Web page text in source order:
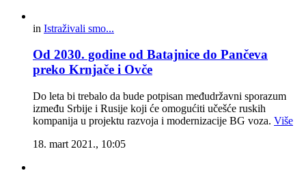
in Istraživali smo...
Od 2030. godine od Batajnice do Pančeva
preko Krnjače i Ovče
Do leta bi trebalo da bude potpisan međudržavni sporazum
između Srbije i Rusije koji će omogućiti učešće ruskih
kompanija u projektu razvoja i modernizacije BG voza. Više
18. mart 2021., 10:05